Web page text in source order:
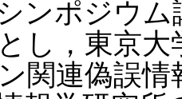
ンポジウム
し，東京
関連偽誤